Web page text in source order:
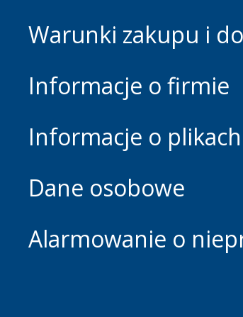
Warunki zakupu i
Informacje o firmie
Informacje o
Dane osobowe
Alarmowanie o